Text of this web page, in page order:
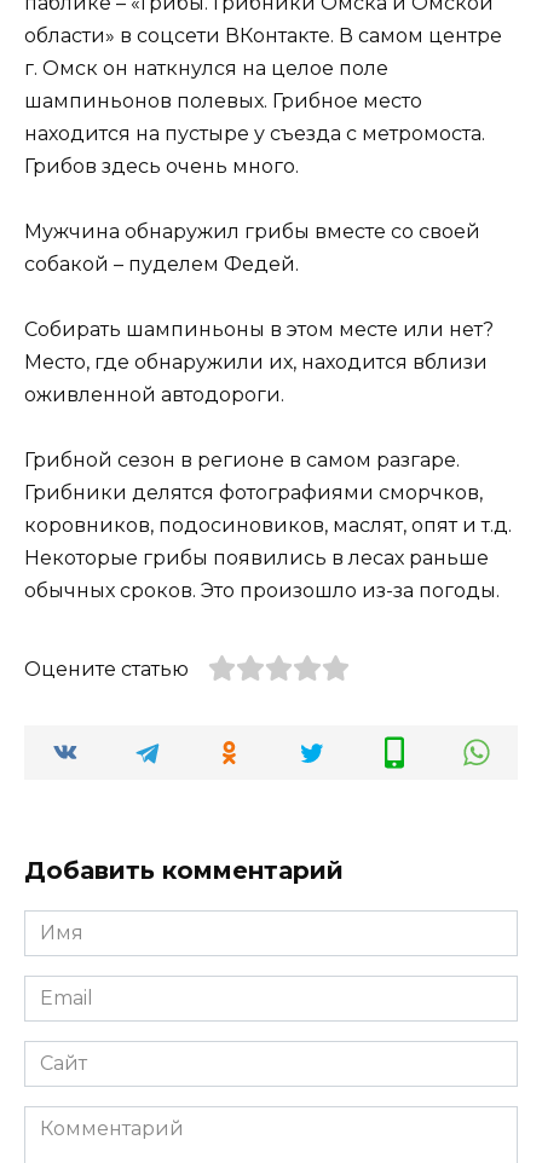
области» в соцсети ВКонтакте. В самом центре
г. Омск он наткнулся на целое поле
шампиньонов полевых. Грибное место
находится на пустыре у съезда с метромоста.
Грибов здесь очень много.
Мужчина обнаружил грибы вместе со своей
собакой – пуделем Федей.
Собирать шампиньоны в этом месте или нет?
Место, где обнаружили их, находится вблизи
оживленной автодороги.
Грибной сезон в регионе в самом разгаре.
Грибники делятся фотографиями сморчков,
коровников, подосиновиков, маслят, опят и т.д.
Некоторые грибы появились в лесах раньше
обычных сроков. Это произошло из-за погоды.
Оцените статью
Добавить комментарий
Имя
*
Email
*
Сайт
Комментарий